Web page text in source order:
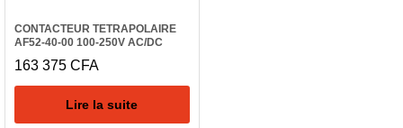
CONTACTEUR TETRAPOLAIRE
AF52-40-00 100-250V AC/DC
163 375 CFA
Lire la suite